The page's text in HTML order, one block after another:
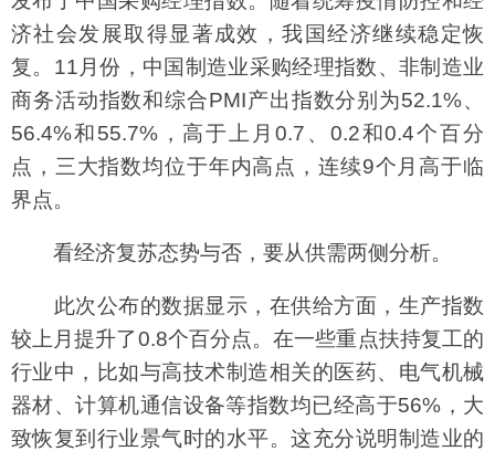
济社会发展取得显著成效，我国经济继续稳定恢
复。11月份，中国制造业采购经理指数、非制造业
商务活动指数和综合PMI产出指数分别为52.1%、
56.4%和55.7%，高于上月0.7、0.2和0.4个百分
点，三大指数均位于年内高点，连续9个月高于临
界点。
看经济复苏态势与否，要从供需两侧分析。
此次公布的数据显示，在供给方面，生产指数
较上月提升了0.8个百分点。在一些重点扶持复工的
行业中，比如与高技术制造相关的医药、电气机械
器材、计算机通信设备等指数均已经高于56%，大
致恢复到行业景气时的水平。这充分说明制造业的